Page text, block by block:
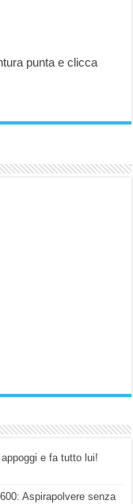
punta e clicca
e fa tutto lui!
Aspirapolvere senza